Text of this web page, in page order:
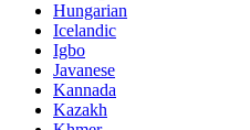
Hungarian
Icelandic
Igbo
Javanese
Kannada
Kazakh